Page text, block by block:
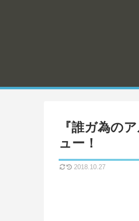
『誰ガ為の
ュー！
2018.10.27